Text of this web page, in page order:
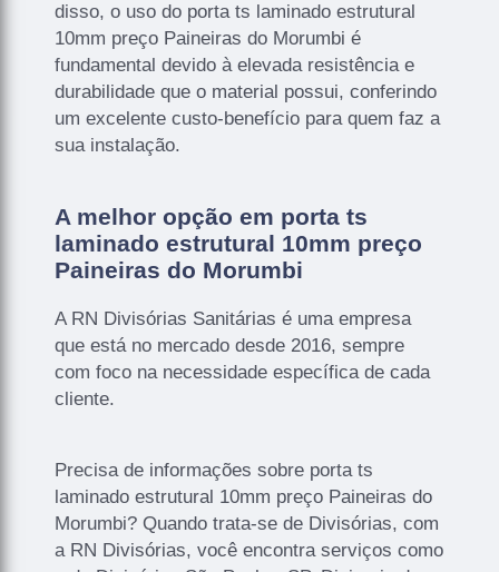
disso, o uso do porta ts laminado estrutural
10mm preço Paineiras do Morumbi é
fundamental devido à elevada resistência e
durabilidade que o material possui, conferindo
um excelente custo-benefício para quem faz a
sua instalação.
A melhor opção em porta ts
laminado estrutural 10mm preço
Paineiras do Morumbi
A RN Divisórias Sanitárias é uma empresa
que está no mercado desde 2016, sempre
com foco na necessidade específica de cada
cliente.
Precisa de informações sobre porta ts
laminado estrutural 10mm preço Paineiras do
Morumbi? Quando trata-se de Divisórias, com
a RN Divisórias, você encontra serviços como